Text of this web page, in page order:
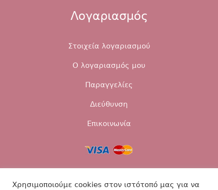
Λογαριασμός
Στοιχεία λογαριασμού
Ο λογαριασμός μου
Παραγγελίες
Διεύθυνση
Επικοινωνία
Τρόποι αποστολής Τρόποι πληρωμής
Χρησιμοποιούμε cookies στον ιστότοπό μας για να